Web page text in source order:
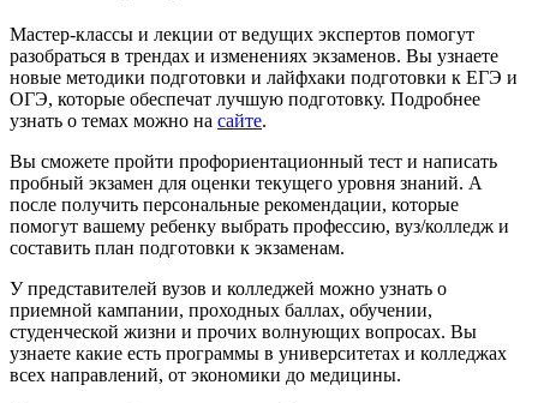
Мастер-классы и лекции от ведущих экспертов помогут
разобраться в трендах и изменениях экзаменов. Вы узнаете
новые методики подготовки и лайфхаки подготовки к ЕГЭ и
ОГЭ, которые обеспечат лучшую подготовку. Подробнее
узнать о темах можно на сайте.
Вы сможете пройти профориентационный тест и написать
пробный экзамен для оценки текущего уровня знаний. А
после получить персональные рекомендации, которые
помогут вашему ребенку выбрать профессию, вуз/колледж и
составить план подготовки к экзаменам.
У представителей вузов и колледжей можно узнать о
приемной кампании, проходных баллах, обучении,
студенческой жизни и прочих волнующих вопросах. Вы
узнаете какие есть программы в университетах и колледжах
всех направлений, от экономики до медицины.